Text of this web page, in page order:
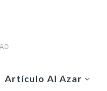
Artículo Al Azar